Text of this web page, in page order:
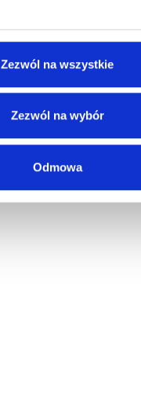
Zezwól na wszystkie
Zezwól na wybór
Odmowa